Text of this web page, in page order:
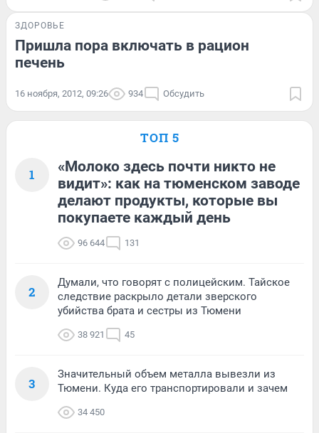
ЗДОРОВЬЕ
Пришла пора включать в рацион
печень
16 ноября, 2012, 09:26 934 Обсудить
ТОП 5
1
«Молоко здесь почти никто не
видит»: как на тюменском заводе
делают продукты, которые вы
покупаете каждый день
96 644 131
2
Думали, что говорят с полицейским. Тайское
следствие раскрыло детали зверского
убийства брата и сестры из Тюмени
38 921 45
3
Значительный объем металла вывезли из
Тюмени. Куда его транспортировали и зачем
34 450